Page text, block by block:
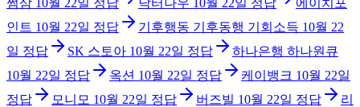
인트 10월 22일 정답 기후행동 기후동행 기회소득 10월 22
일 정답 SK 스토아 10월 22일 정답
하나은행 하나원큐
10월 22일 정답 옥션 10월 22일 정답 케이뱅크 10월 22일
정답
모니모 10월 22일 정답 버즈빌 10월 22일 정답
리